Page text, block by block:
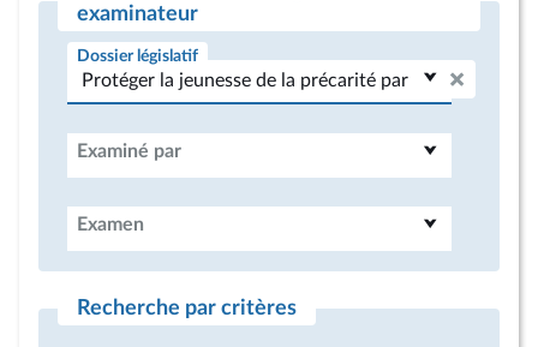
examinateur
Dossier législatif
Examiné par
Examen
Recherche par critères